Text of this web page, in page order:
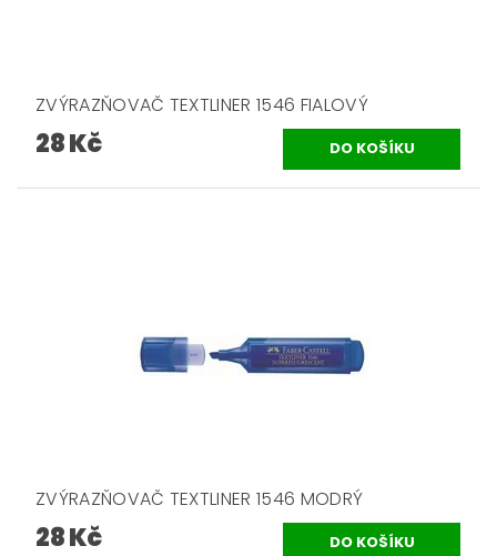
ZVÝRAZŇOVAČ TEXTLINER 1546 FIALOVÝ
28 Kč
ZVÝRAZŇOVAČ TEXTLINER 1546 MODRÝ
28 Kč